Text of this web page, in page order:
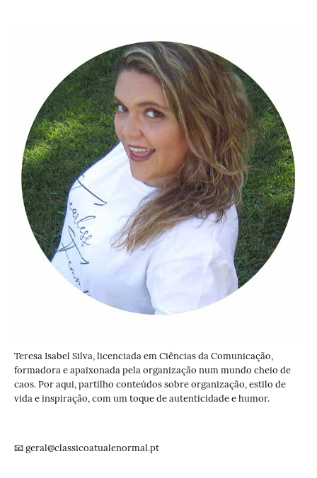
Teresa Isabel Silva, licenciada em Ciências da Comunicação,
formadora e apaixonada pela organização num mundo cheio de
caos. Por aqui, partilho conteúdos sobre organização, estilo de
vida e inspiração, com um toque de autenticidade e humor.
📧 geral@classicoatualenormal.pt